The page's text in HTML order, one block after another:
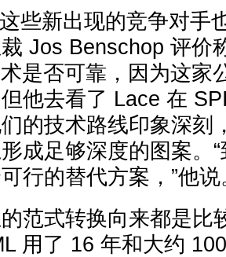
新出现的竞争对手
Jos Benschop 评价
是否可靠，因为这家
他去看了 Lace 在
的技术路线印象深刻
成足够深度的图案。
行的替代方案，”他说
式转换向来都是比
用了 16 年和大约